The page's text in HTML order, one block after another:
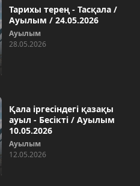
Тарихы терең - Тасқала /
Ауылым / 24.05.2026
Ауылым
28.05.2026
Қала іргесіндегі қазақы
ауыл - Бесікті / Ауылым
10.05.2026
Ауылым
12.05.2026